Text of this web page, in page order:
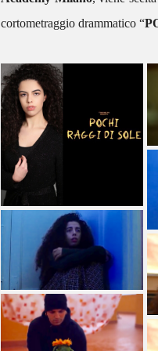
cortometraggio drammatico “